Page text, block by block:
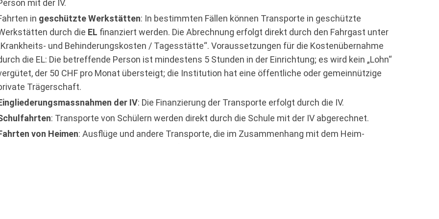
mit der IV.
in geschützte Werkstätten: In bestimmten Fällen können Transporte in geschützte
durch die EL finanziert werden. Die Abrechnung erfolgt direkt durch den Fahrgast unter
und Behinderungskosten / Tagesstätte“. Voraussetzungen für die Kostenübernahme
die EL: Die betreffende Person ist mindestens 5 Stunden in der Einrichtung; es wird kein „Lohn“
der 50 CHF pro Monat übersteigt; die Institution hat eine öffentliche oder gemeinnützige
Trägerschaft.
der IV: Die Finanzierung der Transporte erfolgt durch die IV.
: Transporte von Schülern werden direkt durch die Schule mit der IV abgerechnet.
von Heimen: Ausflüge und andere Transporte, die im Zusammenhang mit dem Heim-